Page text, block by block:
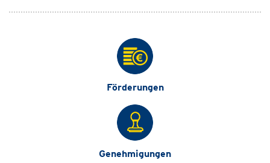
Förderungen
Genehmigungen